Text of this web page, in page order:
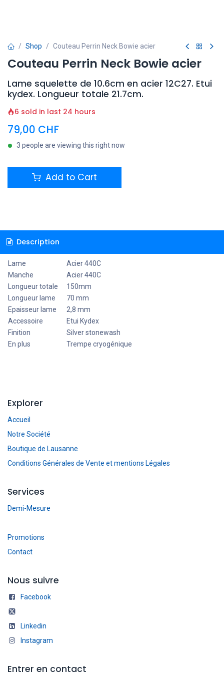
Shop Couteau Perrin Neck Bowie acier
Couteau Perrin Neck Bowie acier
Lame squelette de 10.6cm en acier 12C27. Etui
kydex. Longueur totale 21.7cm.
6 sold in last 24 hours
79,00 CHF
3 people are viewing this right now
Add to Cart
Description
Lame
Acier 440C
Manche
Acier 440C
Longueur totale
150mm
Longueur lame
70 mm
Epaisseur lame
2,8 mm
Accessoire
Etui Kydex
Finition
Silver stonewash
En plus
Trempe cryogénique
Explorer
Accueil
Notre Société
Boutique de Lausanne
Conditions Générales de Vente et mentions Légales
Services
Demi-Mesure
Promotions
Contact
Nous suivre
Facebook
Linkedin
Instagram
Entrer en contact